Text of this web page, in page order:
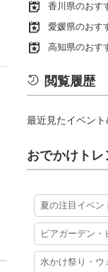
香川県のおす
愛媛県のおす
高知県のおす
閲覧履歴
最近見たイベント
おでかけトレ
夏の注目イベン
ビアガーデン・
水かけ祭り・ウ